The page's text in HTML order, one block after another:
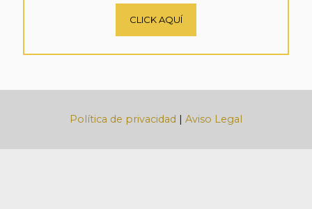
CLICK AQUÍ
Política de privacidad | Aviso Legal